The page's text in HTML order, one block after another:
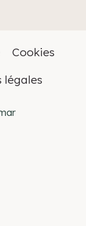
Cookies
légales